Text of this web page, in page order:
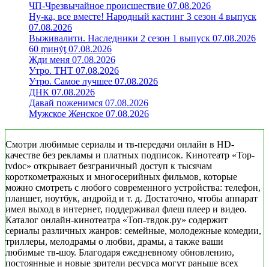
ЧП-Чрезвычайное происшествие 07.08.2026
Ну-ка, все вместе! Народный кастинг 3 сезон 4 выпуск
07.08.2026
Выживалити. Наследники 2 сезон 1 выпуск 07.08.2026
60 ṃинẏƫ 07.08.2026
Жди меня 07.08.2026
Утро. ТНТ 07.08.2026
Утро. Самое лучшее 07.08.2026
ДНК 07.08.2026
Давай поженимся 07.08.2026
Мужское Женское 07.08.2026
Смотри любимые сериалы и тв-передачи онлайн в HD-
качестве без рекламы и платных подписок. Кинотеатр «Top-
tvdoc» открывает безграничный доступ к тысячам
короткометражных и многосерийных фильмов, которые
можно смотреть с любого современного устройства: телефон,
планшет, ноутбук, андройд и т. д. Достаточно, чтобы аппарат
имел выход в интернет, поддерживал флеш плеер и видео.
Каталог онлайн-кинотеатра «Топ-твдок.ру» содержит
сериалы различных жанров: семейные, молодежные комедии,
триллеры, мелодрамы о любви, драмы, а также ваши
любимые тв-шоу. Благодаря ежедневному обновлению,
постоянные и новые зрители ресурса могут раньше всех